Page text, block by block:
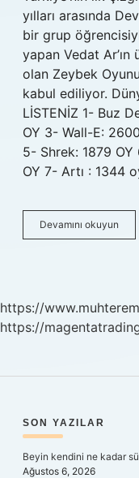
yılları arasında
bir grup
yapan Vedat
olan Zeybek
kabul ediliyor.
LİSTENİZ 1- Buz
OY 3- Wall-E:
5- Shrek: 1879 OY
OY 7- Artı : 1344
Devamını okuyun
En
https://
https://
SON YAZILAR
Beyin kendini ne kadar
Ağustos 6, 2026